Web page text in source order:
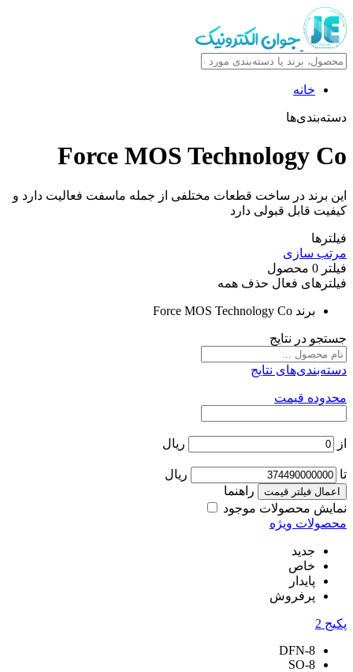
خانه
دسته‌بندی‌ها
Force MOS Technology Co
این برند در ساخت قطعات مختلفی از جمله ماسفت فعالیت دارد و
کیفیت قابل قبولی دارد
فیلترها
مرتب سازی
فیلتر 0 محصول
فیلترهای فعال حذف همه
برند Force MOS Technology Co
جستجو در نتایج
دسته‌بندی‌های نتایج
محدوده قیمت
از ریال
تا ریال
اعمال فیلتر قیمت
راهنما
نمایش محصولات موجود
محصولات ویژه
جدید
خاص
پایدار
پرفروش
پکیج 2
DFN-8
SO-8